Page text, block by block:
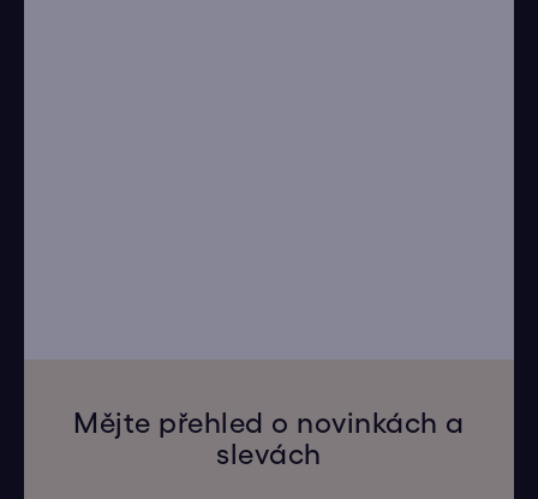
Mějte přehled o novinkách a
slevách